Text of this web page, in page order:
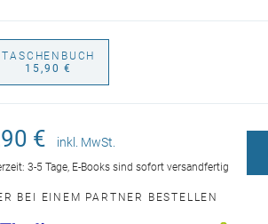
TASCHENBUCH
15,90 €
€ inkl. MwSt.
3-5 Tage, E-Books sind sofort versandfertig
BEI EINEM PARTNER BESTELLEN